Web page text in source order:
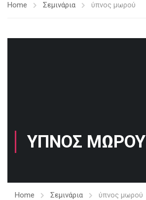
Home Σεμινάρια ύπνος μωρού
ΎΠΝΟΣ ΜΩΡΟΎ
Home Σεμινάρια ύπνος μωρού